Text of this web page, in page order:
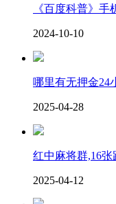
《百度科普》
2024-10-10
哪里有无押金24
2025-04-28
红中麻将群,16
2025-04-12